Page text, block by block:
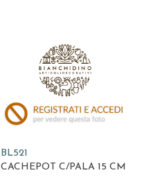
BL521
CACHEPOT C/PALA 15 CM